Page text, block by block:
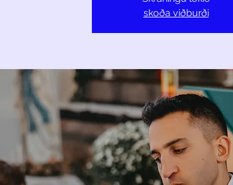
skoða viðburði